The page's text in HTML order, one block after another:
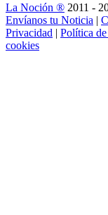
La Noción ® 2011 -
Envíanos tu Noticia |
Privacidad | Política
cookies